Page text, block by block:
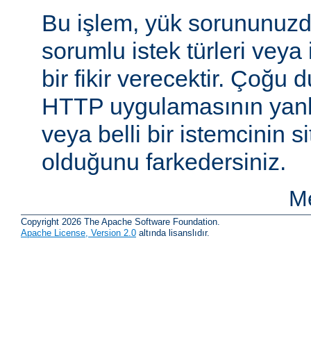
Bu işlem, yük
sorumlu istek türleri veya
bir fikir verecektir. Çoğu
HTTP uygulamasının
veya belli bir istemcinin
olduğunu farkedersiniz.
Copyright 2026 The Apache Software Foundation.
Apache License, Version 2.0 altında lisanslıdır.